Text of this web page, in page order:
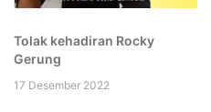
Tolak kehadiran Rocky
Gerung
17 Desember 2022